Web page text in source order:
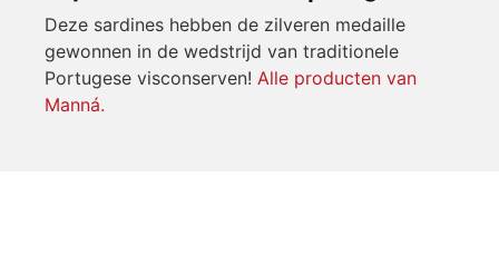
Deze sardines hebben de zilveren medaille
gewonnen in de wedstrijd van traditionele
Portugese visconserven! Alle producten van
Manná.